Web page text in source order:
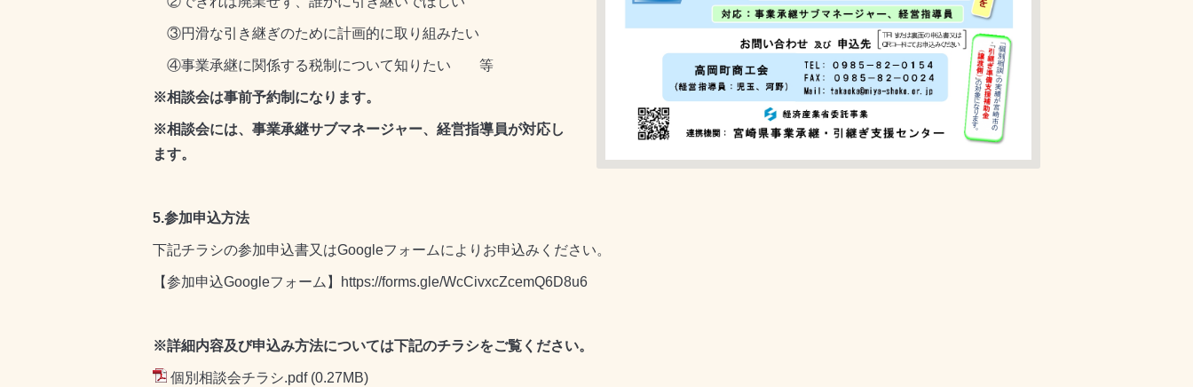
③円滑な引き継ぎのために計画的に取り組みたい
④事業承継に関係する税制について知りたい 等
※相談会は事前予約制になります。
※相談会には、事業承継サブマネージャー、経営指導員が対応し
ます。
5.参加申込方法
下記チラシの参加申込書又はGoogleフォームによりお申込みください。
【参加申込Googleフォーム】 https://forms.gle/WcCivxcZcemQ6D8u6
※詳細内容及び申込み方法については下記のチラシをご覧ください。
個別相談会チラシ.pdf (0.27MB)